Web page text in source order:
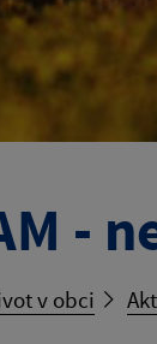
-
v obci